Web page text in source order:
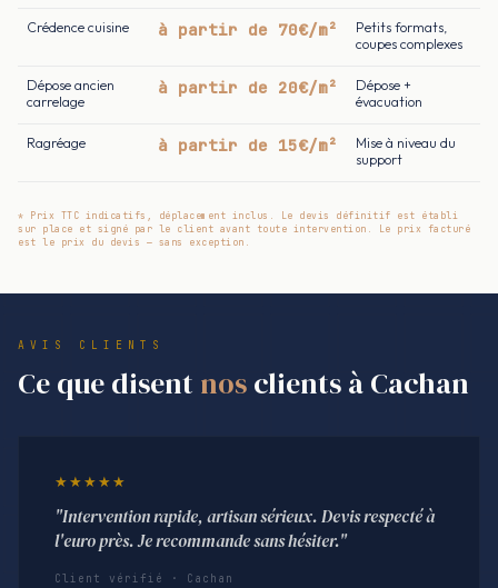
Crédence cuisine à partir de 70€/m²
Petits formats,
coupes complexes
Dépose ancien
carrelage
à partir de 20€/m²
Dépose +
évacuation
Ragréage à partir de 15€/m²
Mise à niveau du
support
* Prix TTC indicatifs, déplacement inclus. Le devis définitif est établi
sur place et signé par le client avant toute intervention. Le prix facturé
est le prix du devis — sans exception.
AVIS CLIENTS
Ce que disent nosclients à Cachan
★★★★★
"Intervention rapide, artisan sérieux. Devis respecté à
l'euro près. Je recommande sans hésiter."
Client vérifié · Cachan